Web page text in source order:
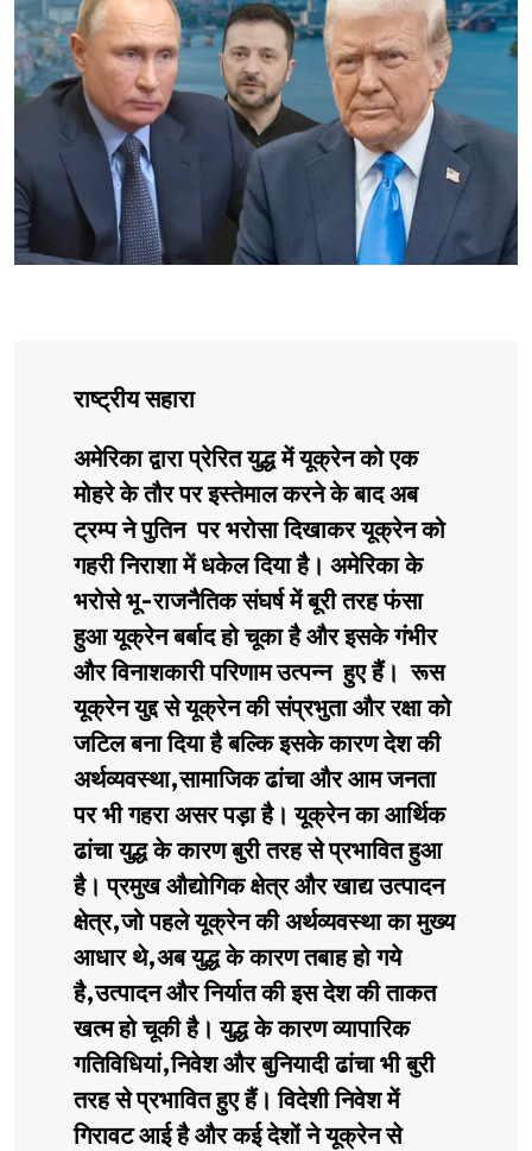
राष्ट्रीय सहारा
अमेरिका द्वारा प्रेरित युद्ध में यूक्रेन को एक
मोहरे के तौर पर इस्तेमाल करने के बाद अब
ट्रम्प ने पुतिन पर भरोसा दिखाकर यूक्रेन को
गहरी निराशा में धकेल दिया है। अमेरिका के
भरोसे भू-राजनैतिक संघर्ष में बूरी तरह फंसा
हुआ यूक्रेन बर्बाद हो चूका है और इसके गंभीर
और विनाशकारी परिणाम उत्पन्न हुए हैं। रूस
यूक्रेन युद्द से यूक्रेन की संप्रभुता और रक्षा को
जटिल बना दिया है बल्कि इसके कारण देश की
अर्थव्यवस्था,सामाजिक ढांचा और आम जनता
पर भी गहरा असर पड़ा है। यूक्रेन का आर्थिक
ढांचा युद्ध के कारण बुरी तरह से प्रभावित हुआ
है। प्रमुख औद्योगिक क्षेत्र और खाद्य उत्पादन
क्षेत्र,जो पहले यूक्रेन की अर्थव्यवस्था का मुख्य
आधार थे,अब युद्ध के कारण तबाह हो गये
है,उत्पादन और निर्यात की इस देश की ताकत
खत्म हो चूकी है। युद्ध के कारण व्यापारिक
गतिविधियां,निवेश और बुनियादी ढांचा भी बुरी
तरह से प्रभावित हुए हैं। विदेशी निवेश में
गिरावट आई है और कई देशों ने यूक्रेन से